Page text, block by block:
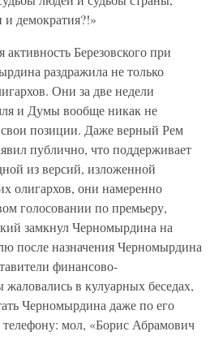
и демократия?!»
Березовского при
раздражила не только
Они за две недели
и Думы вообще никак не
позиции. Даже верный Рем
публично, что поддерживает
из версий, изложенной
олигархов, они намеренно
голосовании по премьеру,
замкнул Черномырдина на
после назначения Черномырдина
финансово-
в кулуарных беседах,
Черномырдина даже по его
мол, «Борис Абрамович